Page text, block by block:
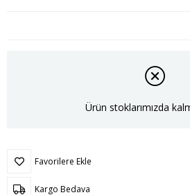
Ürün stoklarımızda
Favorilere Ekle
Kargo Bedava